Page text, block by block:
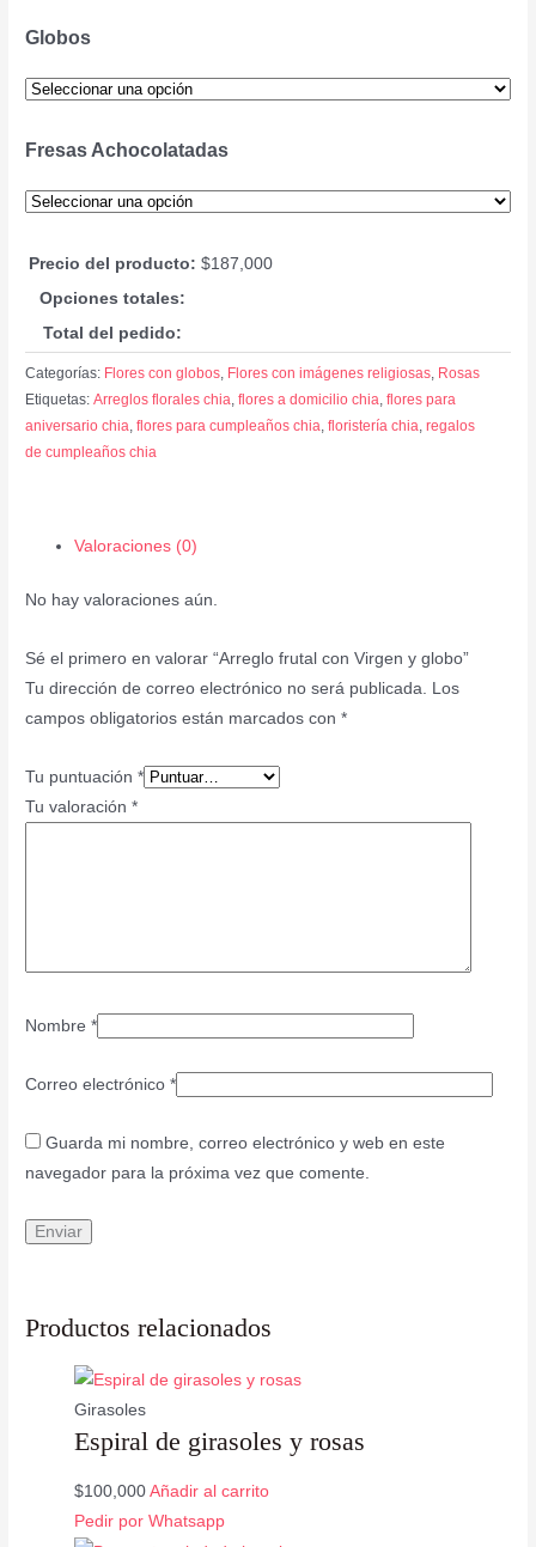
Globos
Fresas Achocolatadas
Precio del producto: $187,000
Opciones totales:
Total del pedido:
Categorías: Flores con globos, Flores con imágenes religiosas, Rosas
Etiquetas:Arreglos florales chia,flores a domicilio chia,flores para
aniversario chia,flores para cumpleaños chia,floristería chia,regalos
de cumpleaños chia
Valoraciones (0)
No hay valoraciones aún.
Sé el primero en valorar “Arreglo frutal con Virgen y globo”
Tu dirección de correo electrónico no será publicada. Los
campos obligatorios están marcados con*
Tu puntuación*
Tu valoración*
Nombre*
Correo electrónico*
Guarda mi nombre, correo electrónico y web en este
navegador para la próxima vez que comente.
Productos relacionados
Girasoles
Espiral de girasoles y rosas
$100,000 Añadir al carrito
Pedir por Whatsapp